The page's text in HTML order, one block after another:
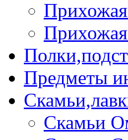
Предметы
Скамьи